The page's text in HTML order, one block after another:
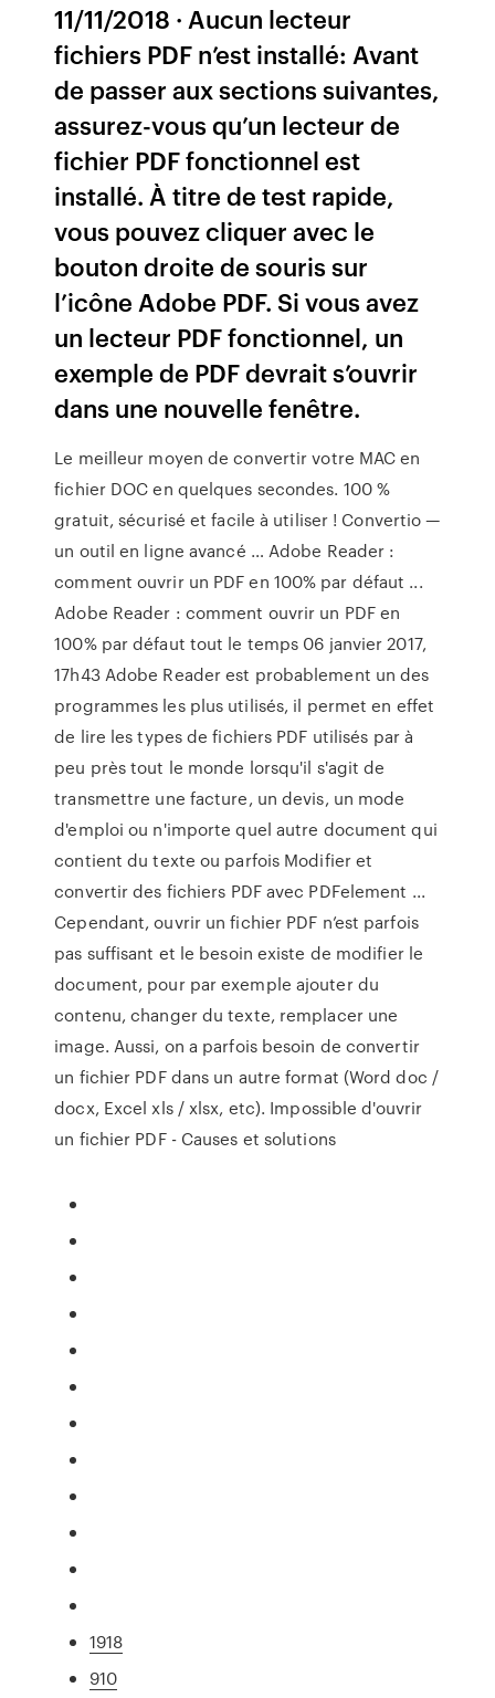
11/11/2018 · Aucun lecteur
fichiers PDF n’est installé: Avant
de passer aux sections suivantes,
assurez-vous qu’un lecteur de
fichier PDF fonctionnel est
installé. À titre de test rapide,
vous pouvez cliquer avec le
bouton droite de souris sur
l’icône Adobe PDF. Si vous avez
un lecteur PDF fonctionnel, un
exemple de PDF devrait s’ouvrir
dans une nouvelle fenêtre.
Le meilleur moyen de convertir votre MAC en
fichier DOC en quelques secondes. 100 %
gratuit, sécurisé et facile à utiliser ! Convertio —
un outil en ligne avancé … Adobe Reader :
comment ouvrir un PDF en 100% par défaut ...
Adobe Reader : comment ouvrir un PDF en
100% par défaut tout le temps 06 janvier 2017,
17h43 Adobe Reader est probablement un des
programmes les plus utilisés, il permet en effet
de lire les types de fichiers PDF utilisés par à
peu près tout le monde lorsqu'il s'agit de
transmettre une facture, un devis, un mode
d'emploi ou n'importe quel autre document qui
contient du texte ou parfois Modifier et
convertir des fichiers PDF avec PDFelement ...
Cependant, ouvrir un fichier PDF n’est parfois
pas suffisant et le besoin existe de modifier le
document, pour par exemple ajouter du
contenu, changer du texte, remplacer une
image. Aussi, on a parfois besoin de convertir
un fichier PDF dans un autre format (Word doc /
docx, Excel xls / xlsx, etc). Impossible d'ouvrir
un fichier PDF - Causes et solutions
1918
910